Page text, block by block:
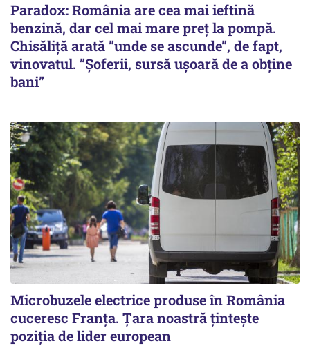
Paradox: România are cea mai ieftină
benzină, dar cel mai mare preț la pompă.
Chisăliță arată ”unde se ascunde”, de fapt,
vinovatul. ”Șoferii, sursă ușoară de a obține
bani”
Microbuzele electrice produse în România
cuceresc Franța. Țara noastră țintește
poziția de lider european